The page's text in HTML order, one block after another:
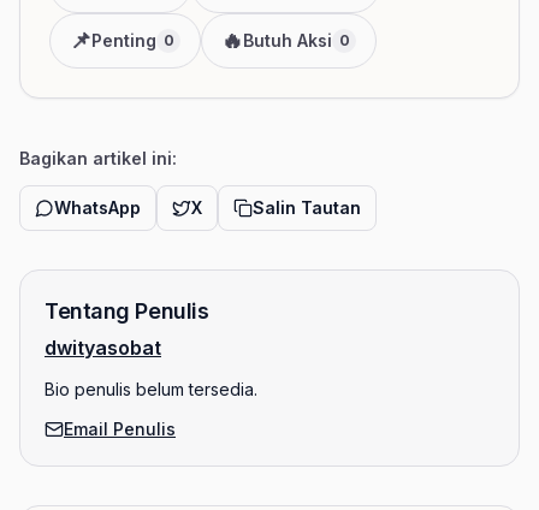
📌Penting 0 🔥Butuh Aksi 0
Bagikan artikel ini:
WhatsApp X Salin Tautan
Tentang Penulis
dwityasobat
Bio penulis belum tersedia.
Email Penulis